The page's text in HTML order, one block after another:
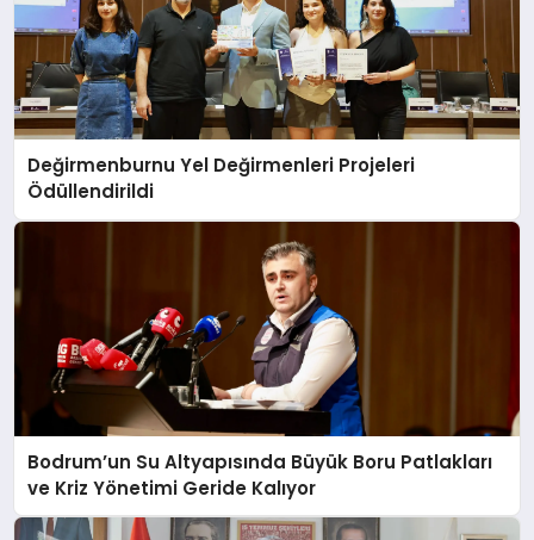
Değirmenburnu Yel Değirmenleri Projeleri
Ödüllendirildi
Bodrum’un Su Altyapısında Büyük Boru Patlakları
ve Kriz Yönetimi Geride Kalıyor